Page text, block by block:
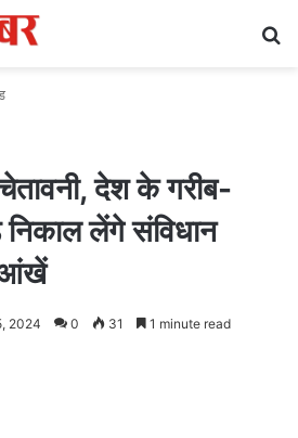
देश के गरीब-
लेंगे संविधान
आंखें
2024 0 31 1 minute read